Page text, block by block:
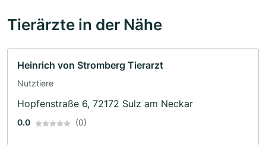
Tierärzte in der Nähe
Heinrich von Stromberg Tierarzt
Nutztiere
Hopfenstraße 6, 72172 Sulz am Neckar
0.0 (0)